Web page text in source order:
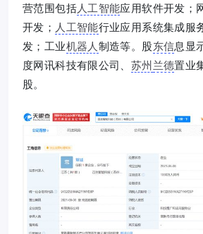
营范围包括人工智能应用软件开发；
开发； 人工智能行业应用系统集成服
发；工业机器人 制造等。股东信息显
度网讯科技有限公司、 苏州兰德置业
股。